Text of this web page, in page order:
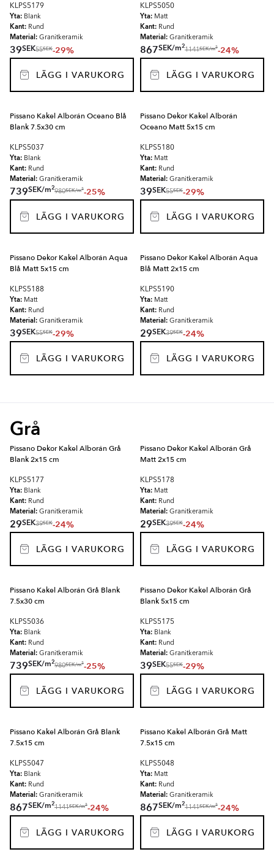
KLPS5179
Yta: Blank
Kant: Rund
Material: Granitkeramik
39SEK55SEK-29%
LÄGG I VARUKORG
KLPS5050
Yta: Matt
Kant: Rund
Material: Granitkeramik
867SEK/m2
1141SEK/m2-24%
LÄGG I VARUKORG
Pissano Kakel Alborán Oceano Blå
Blank 7.5x30 cm
KLPS5037
Yta: Blank
Kant: Rund
Material: Granitkeramik
739SEK/m2
980SEK/m2-25%
LÄGG I VARUKORG
Pissano Dekor Kakel Alborán
Oceano Matt 5x15 cm
KLPS5180
Yta: Matt
Kant: Rund
Material: Granitkeramik
39SEK55SEK-29%
LÄGG I VARUKORG
Pissano Dekor Kakel Alborán Aqua
Blå Matt 5x15 cm
KLPS5188
Yta: Matt
Kant: Rund
Material: Granitkeramik
39SEK55SEK-29%
LÄGG I VARUKORG
Pissano Dekor Kakel Alborán Aqua
Blå Matt 2x15 cm
KLPS5190
Yta: Matt
Kant: Rund
Material: Granitkeramik
29SEK39SEK-24%
LÄGG I VARUKORG
Grå
Pissano Dekor Kakel Alborán Grå
Blank 2x15 cm
KLPS5177
Yta: Blank
Kant: Rund
Material: Granitkeramik
29SEK39SEK-24%
LÄGG I VARUKORG
Pissano Dekor Kakel Alborán Grå
Matt 2x15 cm
KLPS5178
Yta: Matt
Kant: Rund
Material: Granitkeramik
29SEK39SEK-24%
LÄGG I VARUKORG
Pissano Kakel Alborán Grå Blank
7.5x30 cm
KLPS5036
Yta: Blank
Kant: Rund
Material: Granitkeramik
739SEK/m2
980SEK/m2-25%
LÄGG I VARUKORG
Pissano Dekor Kakel Alborán Grå
Blank 5x15 cm
KLPS5175
Yta: Blank
Kant: Rund
Material: Granitkeramik
39SEK55SEK-29%
LÄGG I VARUKORG
Pissano Kakel Alborán Grå Blank
7.5x15 cm
KLPS5047
Yta: Blank
Kant: Rund
Material: Granitkeramik
867SEK/m2
1141SEK/m2-24%
LÄGG I VARUKORG
Pissano Kakel Alborán Grå Matt
7.5x15 cm
KLPS5048
Yta: Matt
Kant: Rund
Material: Granitkeramik
867SEK/m2
1141SEK/m2-24%
LÄGG I VARUKORG